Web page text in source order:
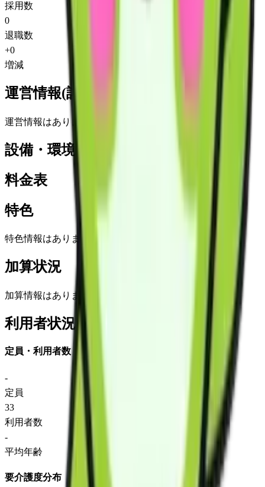
採用数
0
退職数
+0
増減
運営情報(詳細)
運営情報はありません
設備・環境
料金表
特色
特色情報はありません
加算状況
加算情報はありません
利用者状況
定員・利用者数
-
定員
33
利用者数
-
平均年齢
要介護度分布